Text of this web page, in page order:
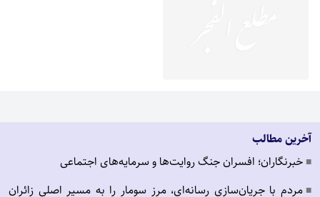
آخرین مطالب
■ خبرنگاران؛ افسران جنگ روایت‌ها و سرمایه‌های اجتماعی
■ مردم با جریان‌سازی رسانه‌ای، مرز سومار را به مسیر اصلی زائران